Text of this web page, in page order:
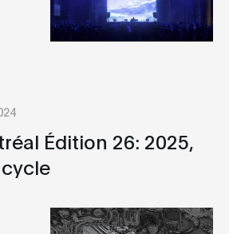
Édition 26: 2025,